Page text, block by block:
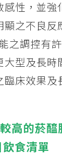
感性，並強
顯之不良反
之調控有
型及長時
臨床效果及
高的菸醯
食清單